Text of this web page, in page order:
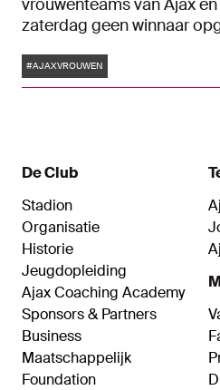
vrouwenteams van Ajax
zaterdag geen winnaar
tweede helft bleef het gelijk:
Tags
#AJAXVROUWEN
De Club
Stadion
Organisatie
Historie
Jeugdopleiding
Ajax Coaching Academy
Sponsors & Partners
Business
Maatschappelijk
Foundation